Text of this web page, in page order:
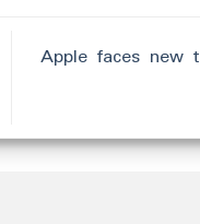
Apple faces new